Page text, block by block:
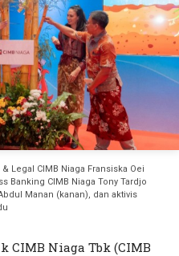
Legal CIMB Niaga Fransiska Oei
Banking CIMB Niaga Tony Tardjo
Manan (kanan), dan aktivis
CIMB Niaga Tbk (CIMB